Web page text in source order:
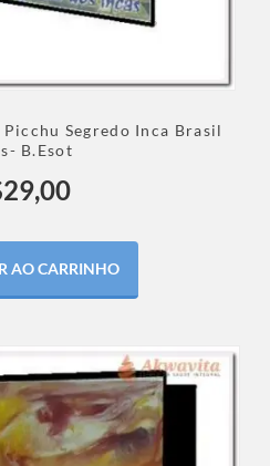
Segredo Inca Brasil
B.Esot
29,00
AO CARRINHO